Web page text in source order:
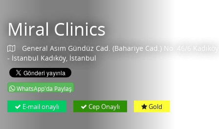
Miral Clinics
General Asım Gündüz Cad. (Bahariye Cad.) No. 46/6 Kadıköy
- İstanbul Kadıköy, İstanbul
WhatsApp'da Paylaş
E-mail onaylı Cep Onaylı Gold